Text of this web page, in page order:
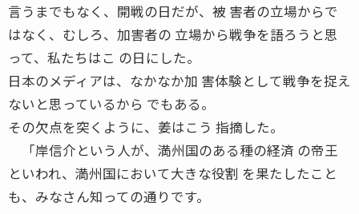
言うまでもなく、開戦の日だが、被 害者の立場からで
はなく、むしろ、加害者の 立場から戦争を語ろうと思
って、私たちはこ の日にした。
日本のメディアは、なかなか加 害体験として戦争を捉え
ないと思っているから でもある。
その欠点を突くように、姜はこう 指摘した。
「岸信介という人が、満州国のある種の経済 の帝王
といわれ、満州国において大きな役割 を果たしたこと
も、みなさん知っての通りです。